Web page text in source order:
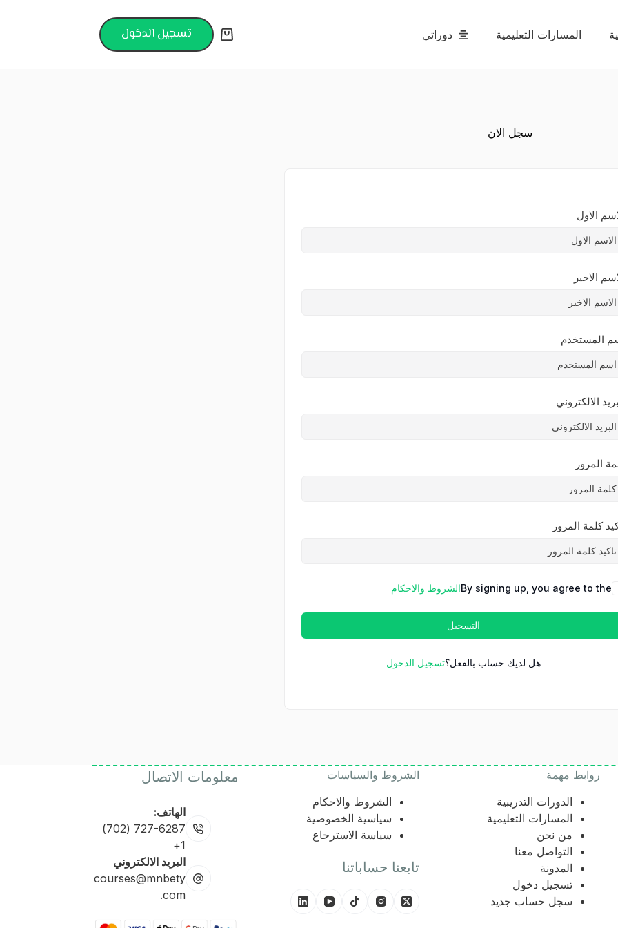
المسارات التعليمية دوراتي تسجيل الدخول
سجل الان
الاول
الاخير
المستخدم
الالكتروني
المرور
كلمة المرور
By signing up, you agree to theالشروط والاحكام
التسجيل
هل لديك حساب بالفعل؟تسجيل الدخول
روابط مهمة
الدورات التدريبية
المسارات التعليمية
من نحن
التواصل معنا
المدونة
تسجيل دخول
سجل حساب جديد
الشروط والسياسات
الشروط والاحكام
سياسية الخصوصية
سياسة الاسترجاع
تابعنا حساباتنا
معلومات الاتصال
الهاتف:
727-6287 (702)
1+
البريد الالكتروني
courses@mnbety
.com